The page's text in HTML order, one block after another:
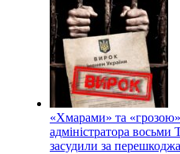
«Хмарами» та
адміністратора
засудили за